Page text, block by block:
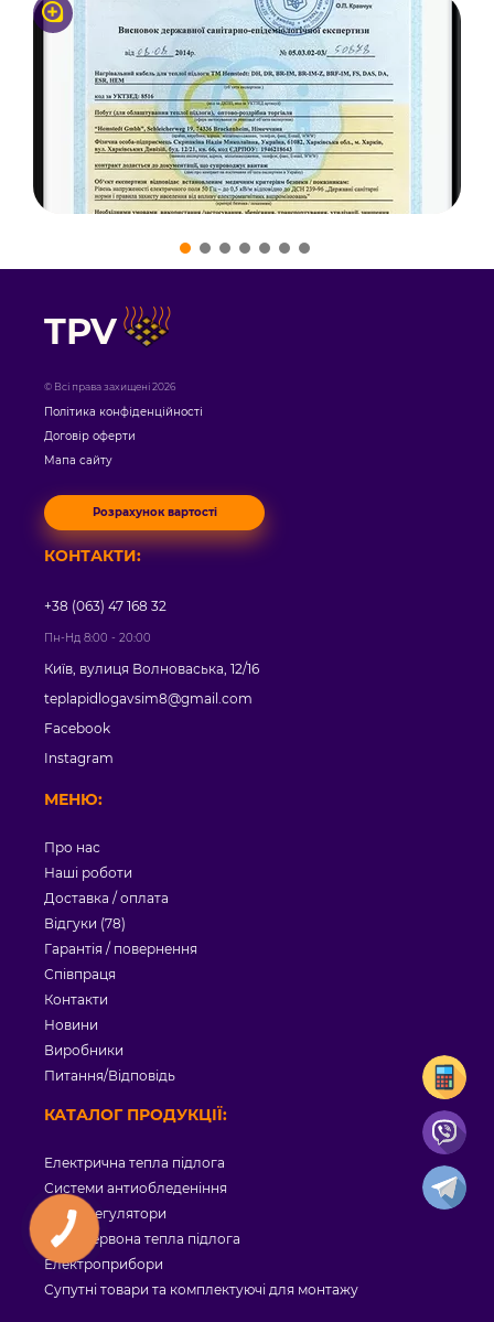
TPV
© Всі права захищені 2026
Політика конфіденційності
Договір оферти
Мапа сайту
Розрахунок вартості
МЕНЮ:
Про нас
Наші роботи
Доставка / оплата
Відгуки (78)
Гарантія / повернення
Співпраця
Контакти
Новини
Виробники
Питання/Відповідь
КАТАЛОГ ПРОДУКЦІЇ:
Електрична тепла підлога
Системи антиобледеніння
Терморегулятори
Інфрачервона тепла підлога
Електроприбори
Супутні товари та комплектуючі для монтажу
КОНТАКТИ:
+38 (063) 47 168 32
Пн-Нд 8:00 - 20:00
Київ, вулиця Волноваська, 12/16
teplapidlogavsim8@gmail.com
Facebook
Instagram